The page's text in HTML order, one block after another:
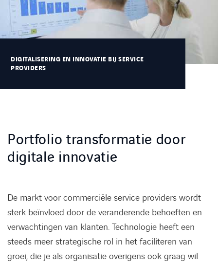
Kennisbank
Referenties
Events
Werken bij Axians
DIGITALISERING EN INNOVATIE BIJ SERVICE
PROVIDERS
Portfolio transformatie door
digitale innovatie
De markt voor commerciële service providers wordt
sterk beïnvloed door de veranderende behoeften en
verwachtingen van klanten. Technologie heeft een
steeds meer strategische rol in het faciliteren van
groei, die je als organisatie overigens ook graag wil